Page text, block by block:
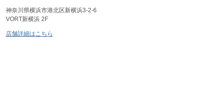
神奈川県横浜市港北区新横浜3-2-6
VORT新横浜 2F
店舗詳細はこちら